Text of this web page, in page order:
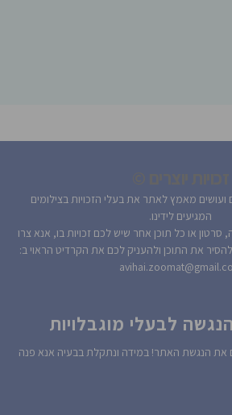
ועושים מאמץ לאתר את בעלי הזכויות בצילומים
המגיעים לידינו.
או כל תוכן אחר שיש לכם זכויות בו, אנא צרו
את התוכן ולהעניק לכם את הקרדיט הראוי ב:
לבעלי מוגבלויות
את הנגשת האתר! במידה ונתקלת בבעיה אנא פנה